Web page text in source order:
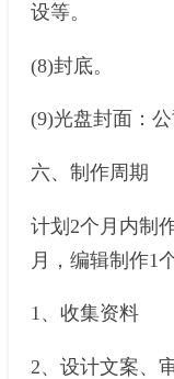
设等。
(8)封底。
(9)光盘封面：
六、制作周期
计划2个月内制
月，编辑制作1
1、收集资料
2、设计文案、